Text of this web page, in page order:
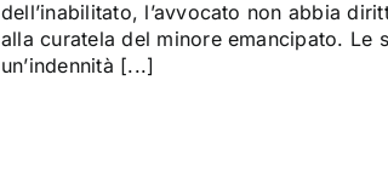
dell’inabilitato, l’avvocato non abbia
alla curatela del minore emancipato.
un’indennità [...]